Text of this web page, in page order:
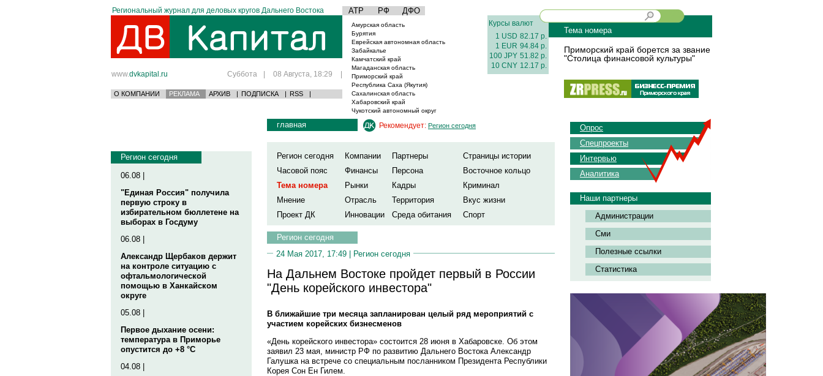
Региональный журнал для деловых кругов Дальнего Востока АТР РФ ДФО
www.dvkapital.ru Суббота | 08 Августа, 18:29 |
О КОМПАНИИ РЕКЛАМА АРХИВ | ПОДПИСКА | RSS |
Амурская область
Бурятия
Еврейская автономная область
Забайкалье
Камчатский край
Магаданская область
Приморский край
Республика Саха (Якутия)
Сахалинская область
Хабаровский край
Чукотский автономный округ
Курсы валют
1 USD 82.17 р.
1 EUR 94.84 р.
100 JPY 51.82 р.
10 CNY 12.17 р.
Тема номера
Приморский край борется за звание
"Столица финансовой культуры"
Регион сегодня
06.08 |
"Единая Россия" получила
первую строку в
избирательном бюллетене на
выборах в Госдуму
06.08 |
Александр Щербаков держит
на контроле ситуацию с
офтальмологической
помощью в Ханкайском
округе
05.08 |
Первое дыхание осени:
температура в Приморье
опустится до +8 °C
04.08 |
главная Рекомендует: Регион сегодня
Регион сегодня Компании Партнеры
Страницы истории
Часовой пояс
Финансы Персона
Восточное кольцо
Тема номера
Рынки Кадры
Криминал
Мнение
Отрасль Территория
Вкус жизни
Проект ДК
Инновации Среда обитания Спорт
Регион сегодня
24 Мая 2017, 17:49 | Регион сегодня
На Дальнем Востоке пройдет первый в России
"День корейского инвестора"
В ближайшие три месяца запланирован целый ряд мероприятий с
участием корейских бизнесменов
«День корейского инвестора» состоится 28 июня в Хабаровске. Об этом
заявил 23 мая, министр РФ по развитию Дальнего Востока Александр
Галушка на встрече со специальным посланником Президента Республики
Корея Сон Ен Гилем.
Опрос
Спецпроекты
Интервью
Аналитика
Наши партнеры
Администрации
Сми
Полезные ссылки
Статистика